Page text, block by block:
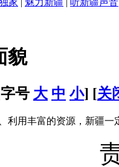
家 | 魅力新疆 | 听新疆声音
貌
号 大 中 小] [关
利用丰富的资源，新疆一